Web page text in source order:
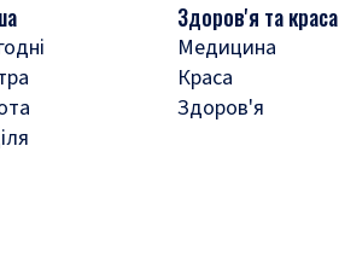
Здоров'я та краса
Медицина
Краса
Здоров'я